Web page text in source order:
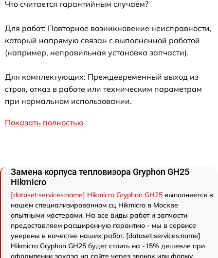
Что считается гарантийным случаем?
Для работ: Повторное возникновение неисправности,
который напрямую связан с выполненной работой
(например, неправильная установка запчасти).
Для комплектующих: Преждевременный выход из
строя, отказ в работе или техническим параметрам
при нормальном использовании.
Показать полностью
Замена корпуса тепловизора Gryphon GH25
Hikmicro
[dataset:services:name] Hikmicro Gryphon GH25 выполняется в
нашем специализированном сц Hikmicro в Москве
опытными мастерами. На все виды работ и запчасти
предоставляем расширенную гарантию - мы в сервисе
уверены в качестве наших работ. [dataset:services:name]
Hikmicro Gryphon GH25 будет стоить на -15% дешевле при
оформлении заказа на сайте через звонок или форму